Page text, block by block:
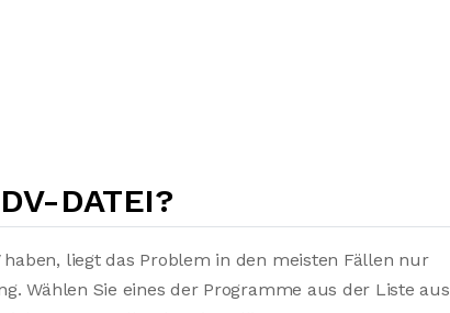
DATEI?
liegt das Problem in den meisten Fällen nur
Wählen Sie eines der Programme aus der Liste aus